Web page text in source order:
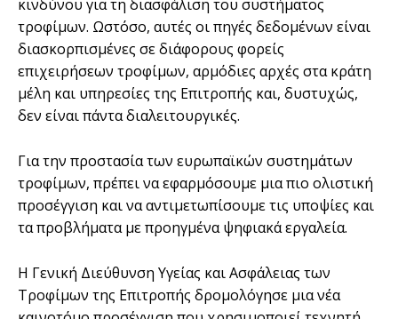
κινδύνου για τη διασφάλιση του συστήματος
τροφίμων. Ωστόσο, αυτές οι πηγές δεδομένων είναι
διασκορπισμένες σε διάφορους φορείς
επιχειρήσεων τροφίμων, αρμόδιες αρχές στα κράτη
μέλη και υπηρεσίες της Επιτροπής και, δυστυχώς,
δεν είναι πάντα διαλειτουργικές.
Για την προστασία των ευρωπαϊκών συστημάτων
τροφίμων, πρέπει να εφαρμόσουμε μια πιο ολιστική
προσέγγιση και να αντιμετωπίσουμε τις υποψίες και
τα προβλήματα με προηγμένα ψηφιακά εργαλεία.
Η Γενική Διεύθυνση Υγείας και Ασφάλειας των
Τροφίμων της Επιτροπής δρομολόγησε μια νέα